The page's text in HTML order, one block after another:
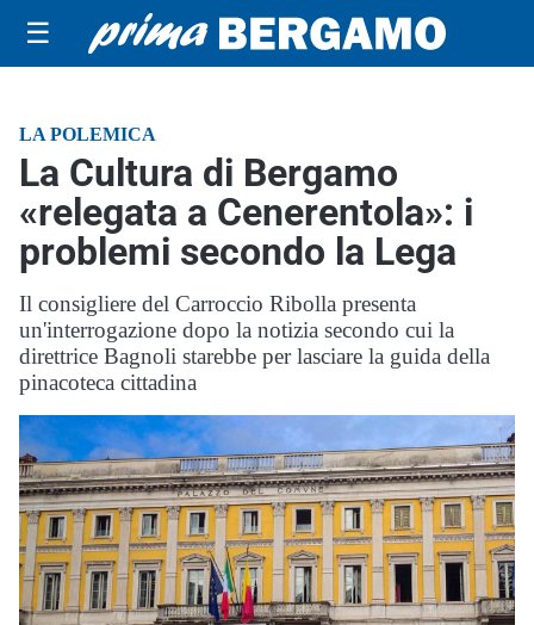
☰
LA POLEMICA
La Cultura di Bergamo
«relegata a Cenerentola»: i
problemi secondo la Lega
Il consigliere del Carroccio Ribolla presenta
un'interrogazione dopo la notizia secondo cui la
direttrice Bagnoli starebbe per lasciare la guida della
pinacoteca cittadina